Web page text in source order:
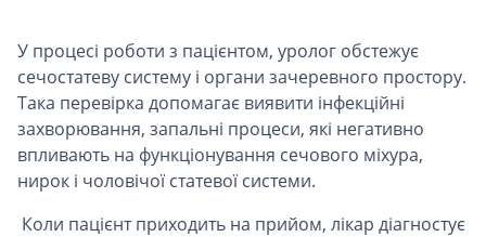
У процесі роботи з пацієнтом, уролог обстежує
сечостатеву систему і органи зачеревного простору.
Така перевірка допомагає виявити інфекційні
захворювання, запальні процеси, які негативно
впливають на функціонування сечового міхура,
нирок і чоловічої статевої системи.
Коли пацієнт приходить на прийом, лікар діагностує